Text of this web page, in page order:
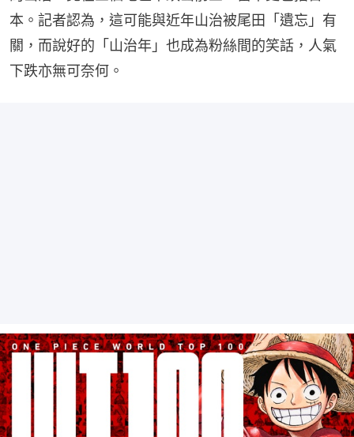
本。記者認為，這可能與近年山治被尾田「遺忘」有
關，而說好的「山治年」也成為粉絲間的笑話，人氣
下跌亦無可奈何。